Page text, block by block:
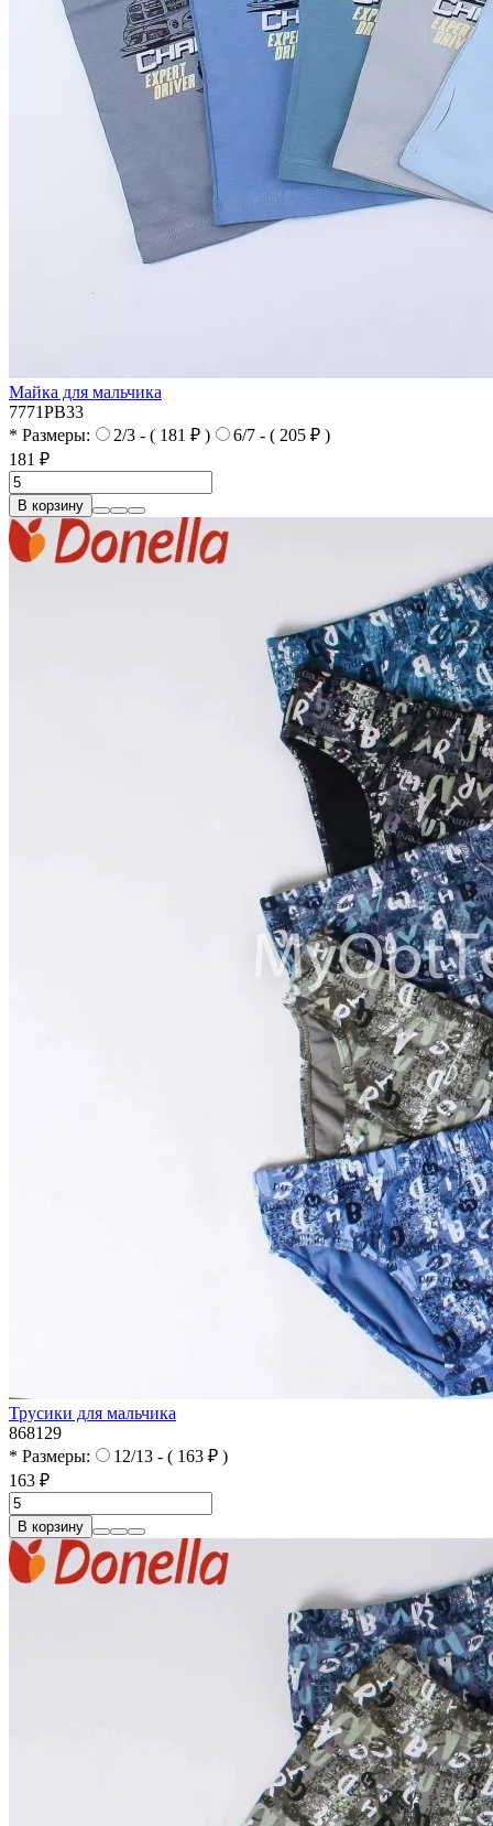
Майка для мальчика
7771PB33
* Размеры:
2/3 - ( 181 ₽ )
6/7 - ( 205 ₽ )
181 ₽
В корзину
Трусики для мальчика
868129
* Размеры:
12/13 - ( 163 ₽ )
163 ₽
В корзину